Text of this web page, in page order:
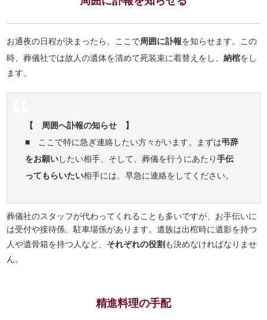
お通夜の日程が決まったら、ここで周囲に訃報を知らせます。この
時、葬儀社では故人の遺体を清めて死装束に着替えをし、納棺をし
ます。
【 周囲へ訃報の知らせ 】
■ ここで特に急ぎ連絡したい方々がいます。まずは弔辞
をお願いしたい相手、そして、葬儀を行うにあたり手伝
ってもらいたい相手には、早急に連絡をしてください。
葬儀社のスタッフが代わってくれることも多いですが、お手伝いに
は受付や接待係、駐車場係があります。遺族は出棺時に遺影を持つ
人や遺骨箱を持つ人など、 それぞれの役割 も決めなければなりませ
ん。
精進料理の手配